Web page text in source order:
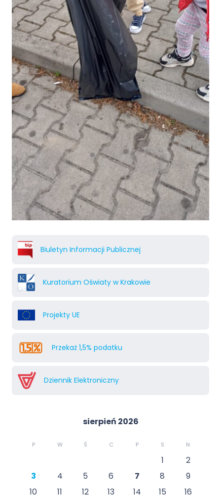
Biuletyn Informacji Publicznej
Kuratorium Oświaty w Krakowie
Projekty UE
Przekaż 1,5% podatku
Dziennik Elektroniczny
sierpień 2026
P W Ś C P S N
1
2
3
4 5 6 7 8
9
10
11 12 13 14 15
16